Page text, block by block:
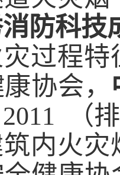
防科技
过程
协会，
2011
（
内火